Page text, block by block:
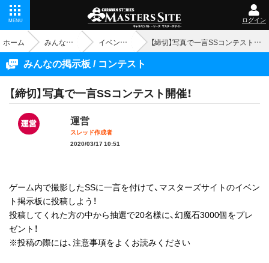
MENU ログイン
ホーム みんなの掲示板 イベント - コンテスト 【締切】写真で一言SSコンテスト開催！
みんなの掲示板 / コンテスト
【締切】写真で一言SSコンテスト開催！
運営
スレッド作成者
2020/03/17 10:51
ゲーム内で撮影したSSに一言を付けて、マスターズサイトのイベン
ト掲示板に投稿しよう！
投稿してくれた方の中から抽選で20名様に、幻魔石3000個をプレ
ゼント！
※投稿の際には、注意事項をよくお読みください